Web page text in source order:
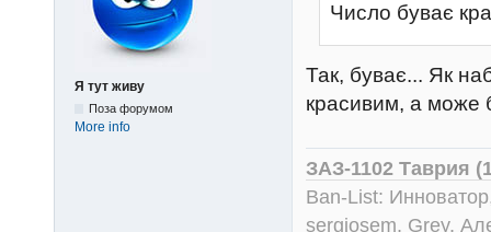
Я тут живу
Поза форумом
More info
Число буває
Так, буває... Як
красивим, а може
ЗАЗ-1102 Таврия
Ban-List:
sergiosem, Grey,